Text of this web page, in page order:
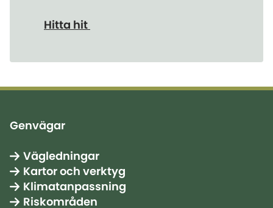
Hitta hit
Genvägar
Vägledningar
Kartor och verktyg
Klimatanpassning
Riskområden